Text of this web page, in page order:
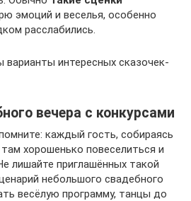
эмоций и веселья, особенно
расслабились.
интересных сказочек-
вечера с конкурсами
каждый гость, собираясь
хорошенько повеселиться и
лишайте приглашённых такой
небольшого свадебного
весёлую программу, танцы до